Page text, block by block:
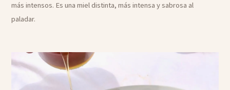
más intensos. Es una miel distinta, más intensa y sabrosa al
paladar.